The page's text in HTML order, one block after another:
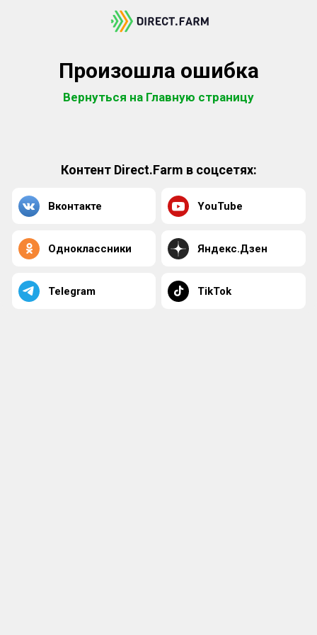
Произошла ошибка
Вернуться на Главную страницу
Контент Direct.Farm в соцсетях:
Вконтакте YouTube
Одноклассники Яндекс.Дзен
Telegram TikTok